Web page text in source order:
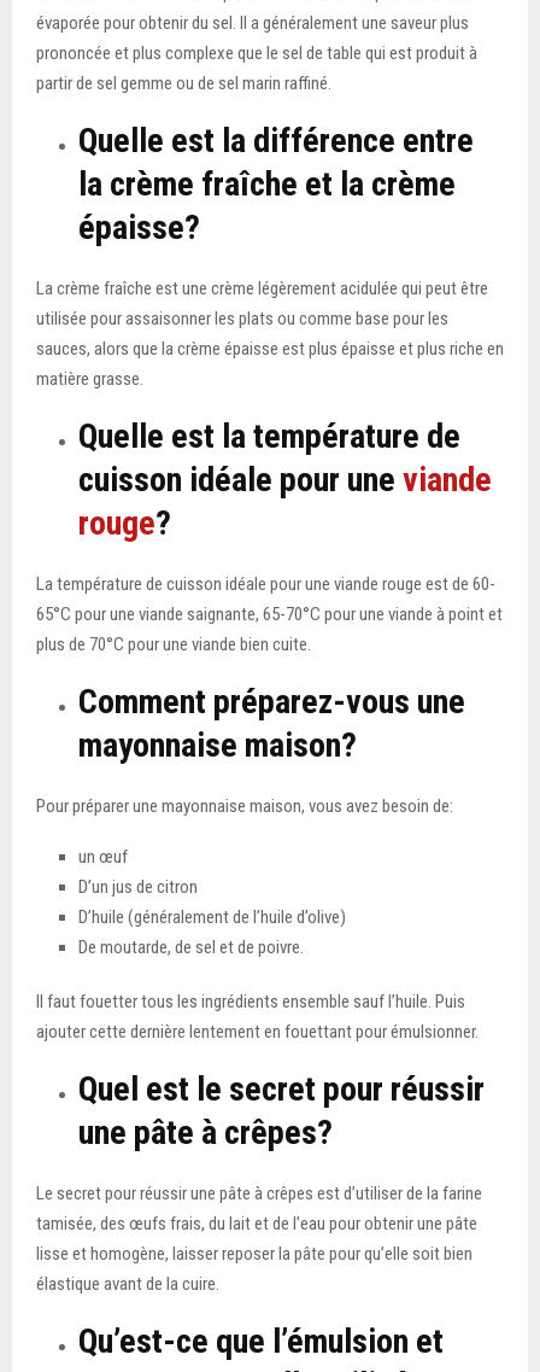
évaporée pour obtenir du sel. Il a généralement une saveur plus
prononcée et plus complexe que le sel de table qui est produit à
partir de sel gemme ou de sel marin raffiné.
Quelle est la différence entre
la crème fraîche et la crème
épaisse?
La crème fraîche est une crème légèrement acidulée qui peut être
utilisée pour assaisonner les plats ou comme base pour les
sauces, alors que la crème épaisse est plus épaisse et plus riche en
matière grasse.
Quelle est la température de
cuisson idéale pour une viande
rouge?
La température de cuisson idéale pour une viande rouge est de 60-
65°C pour une viande saignante, 65-70°C pour une viande à point et
plus de 70°C pour une viande bien cuite.
Comment préparez-vous une
mayonnaise maison?
Pour préparer une mayonnaise maison, vous avez besoin de:
un œuf
D’un jus de citron
D’huile (généralement de l’huile d’olive)
De moutarde, de sel et de poivre.
Il faut fouetter tous les ingrédients ensemble sauf l’huile. Puis
ajouter cette dernière lentement en fouettant pour émulsionner.
Quel est le secret pour réussir
une pâte à crêpes?
Le secret pour réussir une pâte à crêpes est d’utiliser de la farine
tamisée, des œufs frais, du lait et de l’eau pour obtenir une pâte
lisse et homogène, laisser reposer la pâte pour qu’elle soit bien
élastique avant de la cuire.
Qu’est-ce que l’émulsion et